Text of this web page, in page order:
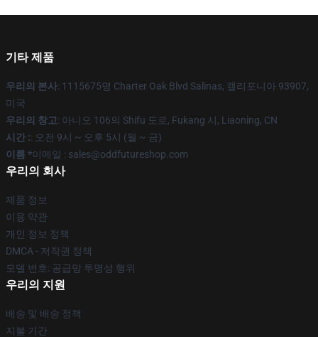
기타 제품
우리의 본사: 1115675명 Charter Oak Blvd Salinas, 캘리포니아 93907,
미국
우리의 창고: 아니오 106의 Shifu 도로, Fukang 시, Liaoning, CN
시간 :: 오전 9시 ~ 오후 5시 (월 ~ 금)
이름 *이메일 : sales@oddfutureshop.com
우리의 회사
제품 정보
이용 약관
개인 정보 정책
DMCA - 저작권 정책
모델 번호: 공급망 투명성 행위
우리의 지원
배송 및 배송 정책
지불 기간